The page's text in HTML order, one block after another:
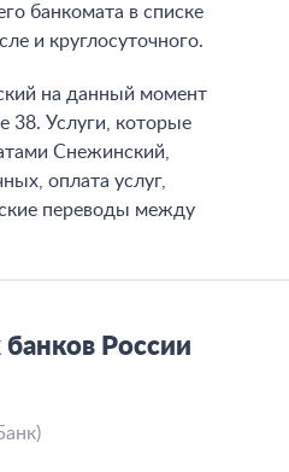
банкомата в списке
и круглосуточного.
на данный момент
38. Услуги, которые
Снежинский,
оплата услуг,
переводы между
России